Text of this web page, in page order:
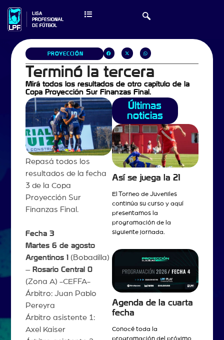
PROYECCIÓN
Terminó la tercera
Mirá todos los resultados de otro capítulo de la
Copa Proyección Sur Finanzas Final.
Repasá todos los
resultados de la fecha
3 de la Copa
Proyección Sur
Finanzas Final.
Fecha 3
Martes 6 de agosto
Argentinos 1 (Bobadilla)
– Rosario Central 0
(Zona A) -CEFFA-
Árbitro: Juan Pablo
Pereyra
Árbitro asistente 1:
Axel Kaiser
Últimas
noticias
Así se juega la 21
El Torneo de Juveniles
continúa su curso y aquí
presentamos la
programación de la
siguiente jornada.
Agenda de la cuarta
fecha
Conocé toda la
programación del próximo